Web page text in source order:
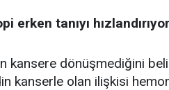
erken tanıyı hızlandırıyor
kansere dönüşmediğini
kanserle olan ilişkisi